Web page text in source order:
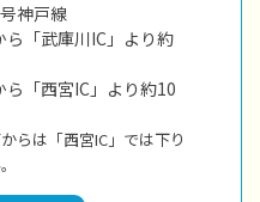
神戸線
ら「武庫川IC」より約
ら「西宮IC」より約10
らは「西宮IC」では下り